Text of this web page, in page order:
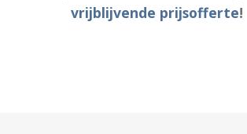
vrijblijvende prijsofferte!